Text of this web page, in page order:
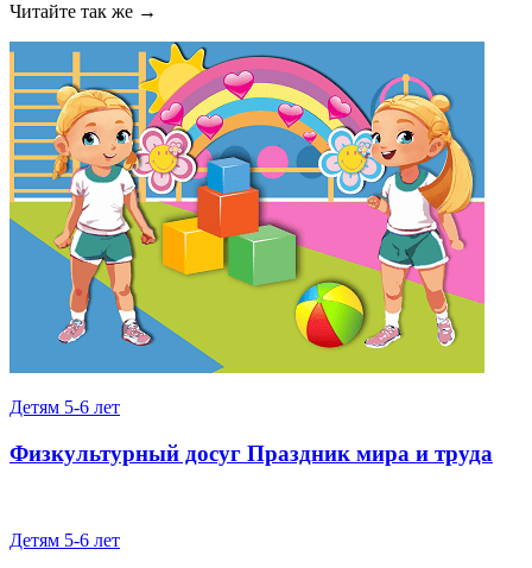
Читайте так же →
Детям 5-6 лет
Физкультурный досуг Праздник мира и труда
Детям 5-6 лет